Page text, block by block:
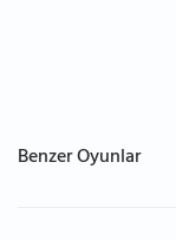
Benzer Oyunlar